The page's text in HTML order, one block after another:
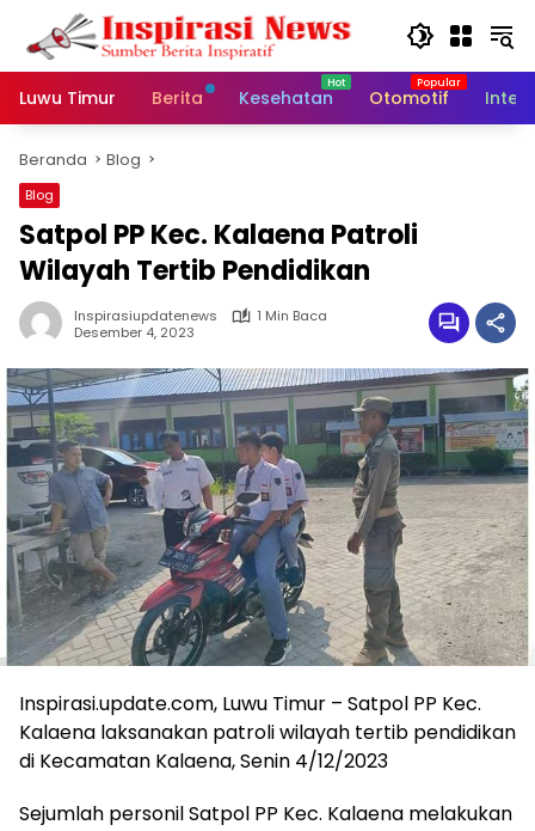
Langsung
konten
Luwu Timur
Berita Kesehatan Otomotif
Beranda Blog
Blog
Satpol PP Kec. Kalaena Patroli
Wilayah Tertib Pendidikan
Inspirasiupdatenews
1 Min Baca
Desember 4, 2023
Inspirasi.update.com, Luwu Timur – Satpol PP Kec.
Kalaena laksanakan patroli wilayah tertib pendidikan
di Kecamatan Kalaena, Senin 4/12/2023
Sejumlah personil Satpol PP Kec. Kalaena melakukan